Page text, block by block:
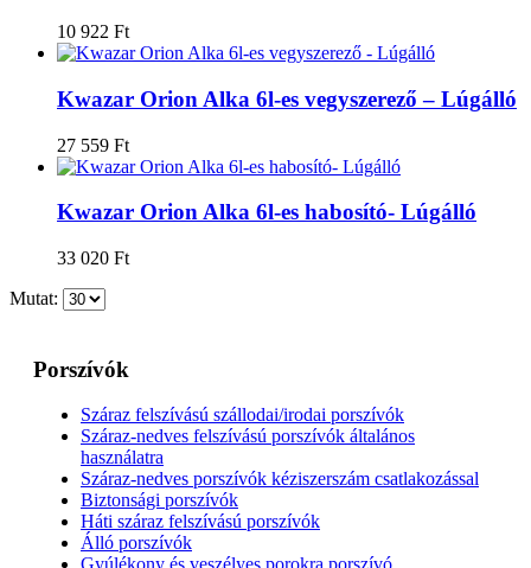
10 922 Ft
Kwazar Orion Alka 6l-es vegyszerező – Lúgálló
27 559 Ft
Kwazar Orion Alka 6l-es habosító- Lúgálló
33 020 Ft
Mutat:
Porszívók
Száraz felszívású szállodai/irodai porszívók
Száraz-nedves felszívású porszívók általános
használatra
Száraz-nedves porszívók kéziszerszám csatlakozással
Biztonsági porszívók
Háti száraz felszívású porszívók
Álló porszívók